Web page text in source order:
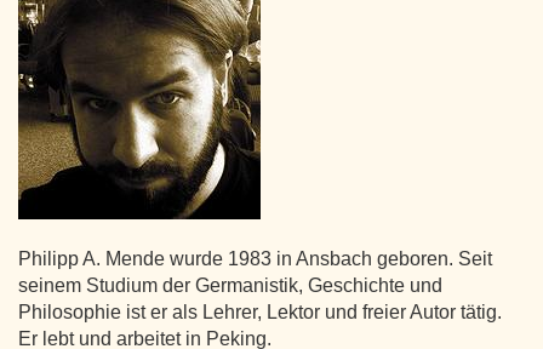
Philipp A. Mende wurde 1983 in Ansbach geboren. Seit
seinem Studium der Germanistik, Geschichte und
Philosophie ist er als Lehrer, Lektor und freier Autor tätig.
Er lebt und arbeitet in Peking.